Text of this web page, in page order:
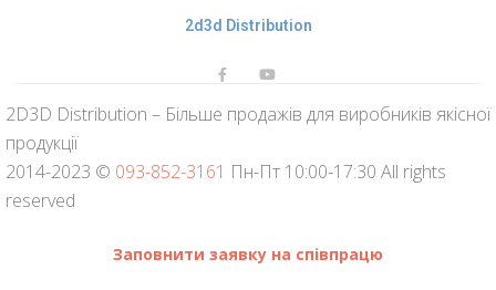
2d3d Distribution
2D3D Distribution – Більше продажів для виробників якісної
продукції
2014-2023 © 093-852-3161 Пн-Пт 10:00-17:30 All rights
reserved
Заповнити заявку на співпрацю